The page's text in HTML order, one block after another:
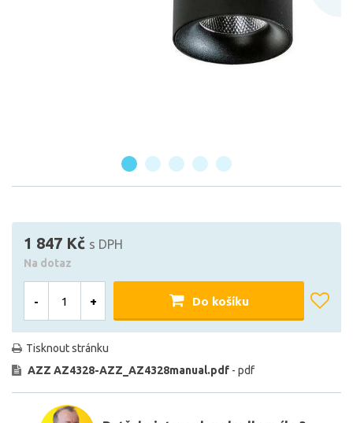
1 847 Kč s DPH
Na dotaz
- + Do košíku
Tisknout stránku
AZZ AZ4328-AZZ_AZ4328manual.pdf - pdf